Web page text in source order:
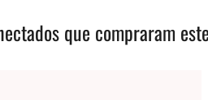
que compraram